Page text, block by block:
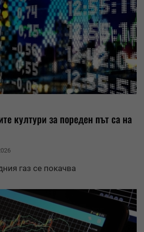
култури за пореден път са на
газ се покачва